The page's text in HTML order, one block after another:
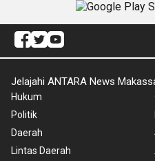
Jelajahi ANTARA News
Hukum
Politik
Daerah
Lintas Daerah